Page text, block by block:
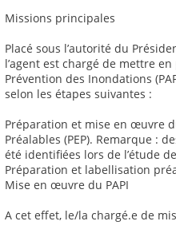
Missions principales
Placé sous l’autorité du
l’agent est chargé de mettre
Prévention des Inondations
selon les étapes suivantes :
Préparation et mise en œuvre
Préalables (PEP). Remarque :
été identifiées lors de l’étude
Préparation et labellisation
Mise en œuvre du PAPI
A cet effet, le/la chargé.e de